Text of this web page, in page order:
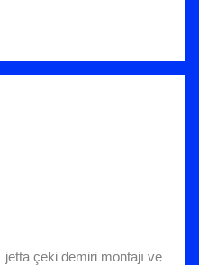
jetta çeki demiri montajı ve